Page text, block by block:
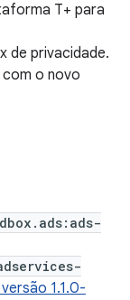
T+ para
de privacidade.
o novo
1.1.0-